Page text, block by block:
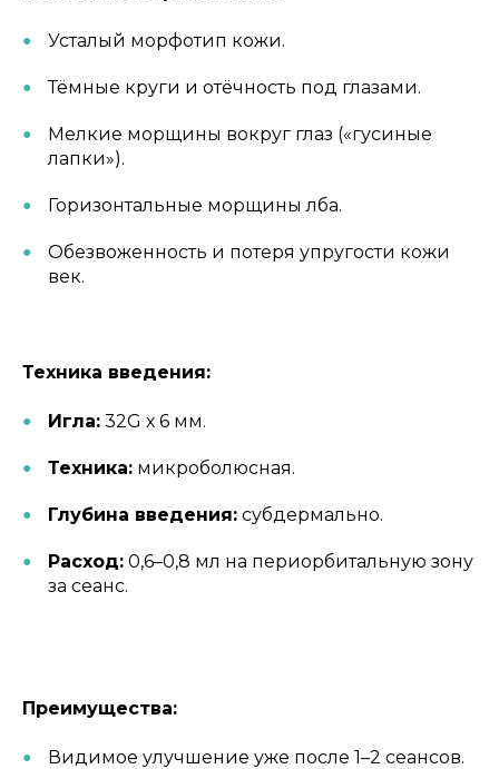
Усталый морфотип кожи.
Тёмные круги и отёчность под глазами.
Мелкие морщины вокруг глаз («гусиные
лапки»).
Горизонтальные морщины лба.
Обезвоженность и потеря упругости кожи
век.
Техника введения:
Игла:32G х 6 мм.
Техника:микроболюсная.
Глубина введения:субдермально.
Расход:0,6–0,8 мл на периорбитальную зону
за сеанс.
Преимущества:
Видимое улучшение уже после 1–2 сеансов.